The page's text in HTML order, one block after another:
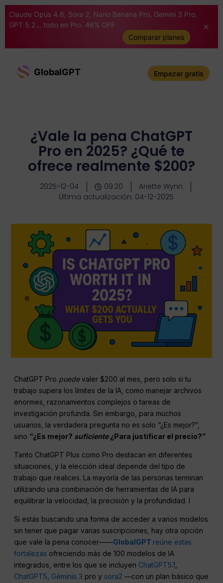
Claude Opus 4.6, Sora 2, Nano Banana Pro, Gemini 3 Pro,
GPT 5.2... todo en Pro. 46% OFF
Comparar planes
GlobalGPT Empezar gratis
¿Vale la pena ChatGPT
Pro en 2025? ¿Qué te
ofrece realmente $200?
2025-12-04 09:20
Ariette Wynn
Última actualización: 04-12-2025
ChatGPT Pro puedevaler $200 al mes, pero solo si tu
trabajo supera los límites de la IA, como manejar archivos
enormes, razonamientos complejos o tareas de
investigación profunda. Sin embargo, para muchos
usuarios, la verdadera pregunta no es solo “¿Es mejor?”,
sino “¿Es mejor? suficiente¿Para justificar el precio?”
Tanto ChatGPT Plus como Pro destacan en diferentes
situaciones, y la elección ideal depende del tipo de
trabajo que realices. La mayoría de las personas terminan
utilizando una combinación de herramientas de IA para
equilibrar la velocidad, la precisión y la profundidad. I
Si estás buscando una forma de acceder a varios modelos
sin tener que pagar varias suscripciones, hay otra opción
que vale la pena conocer——GlobalGPT reúne estas
fortalezas ofreciendo más de 100 modelos de IA
integrados, entre los que se incluyen ChatGPT5.1,
ChatGPT5, Géminis 3 pro y sora2 —con un plan básico que